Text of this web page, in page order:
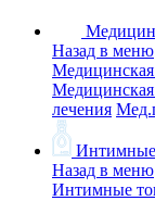
Назад в меню
Медицинская
Медицинская
лечения
Назад в меню
Интимные